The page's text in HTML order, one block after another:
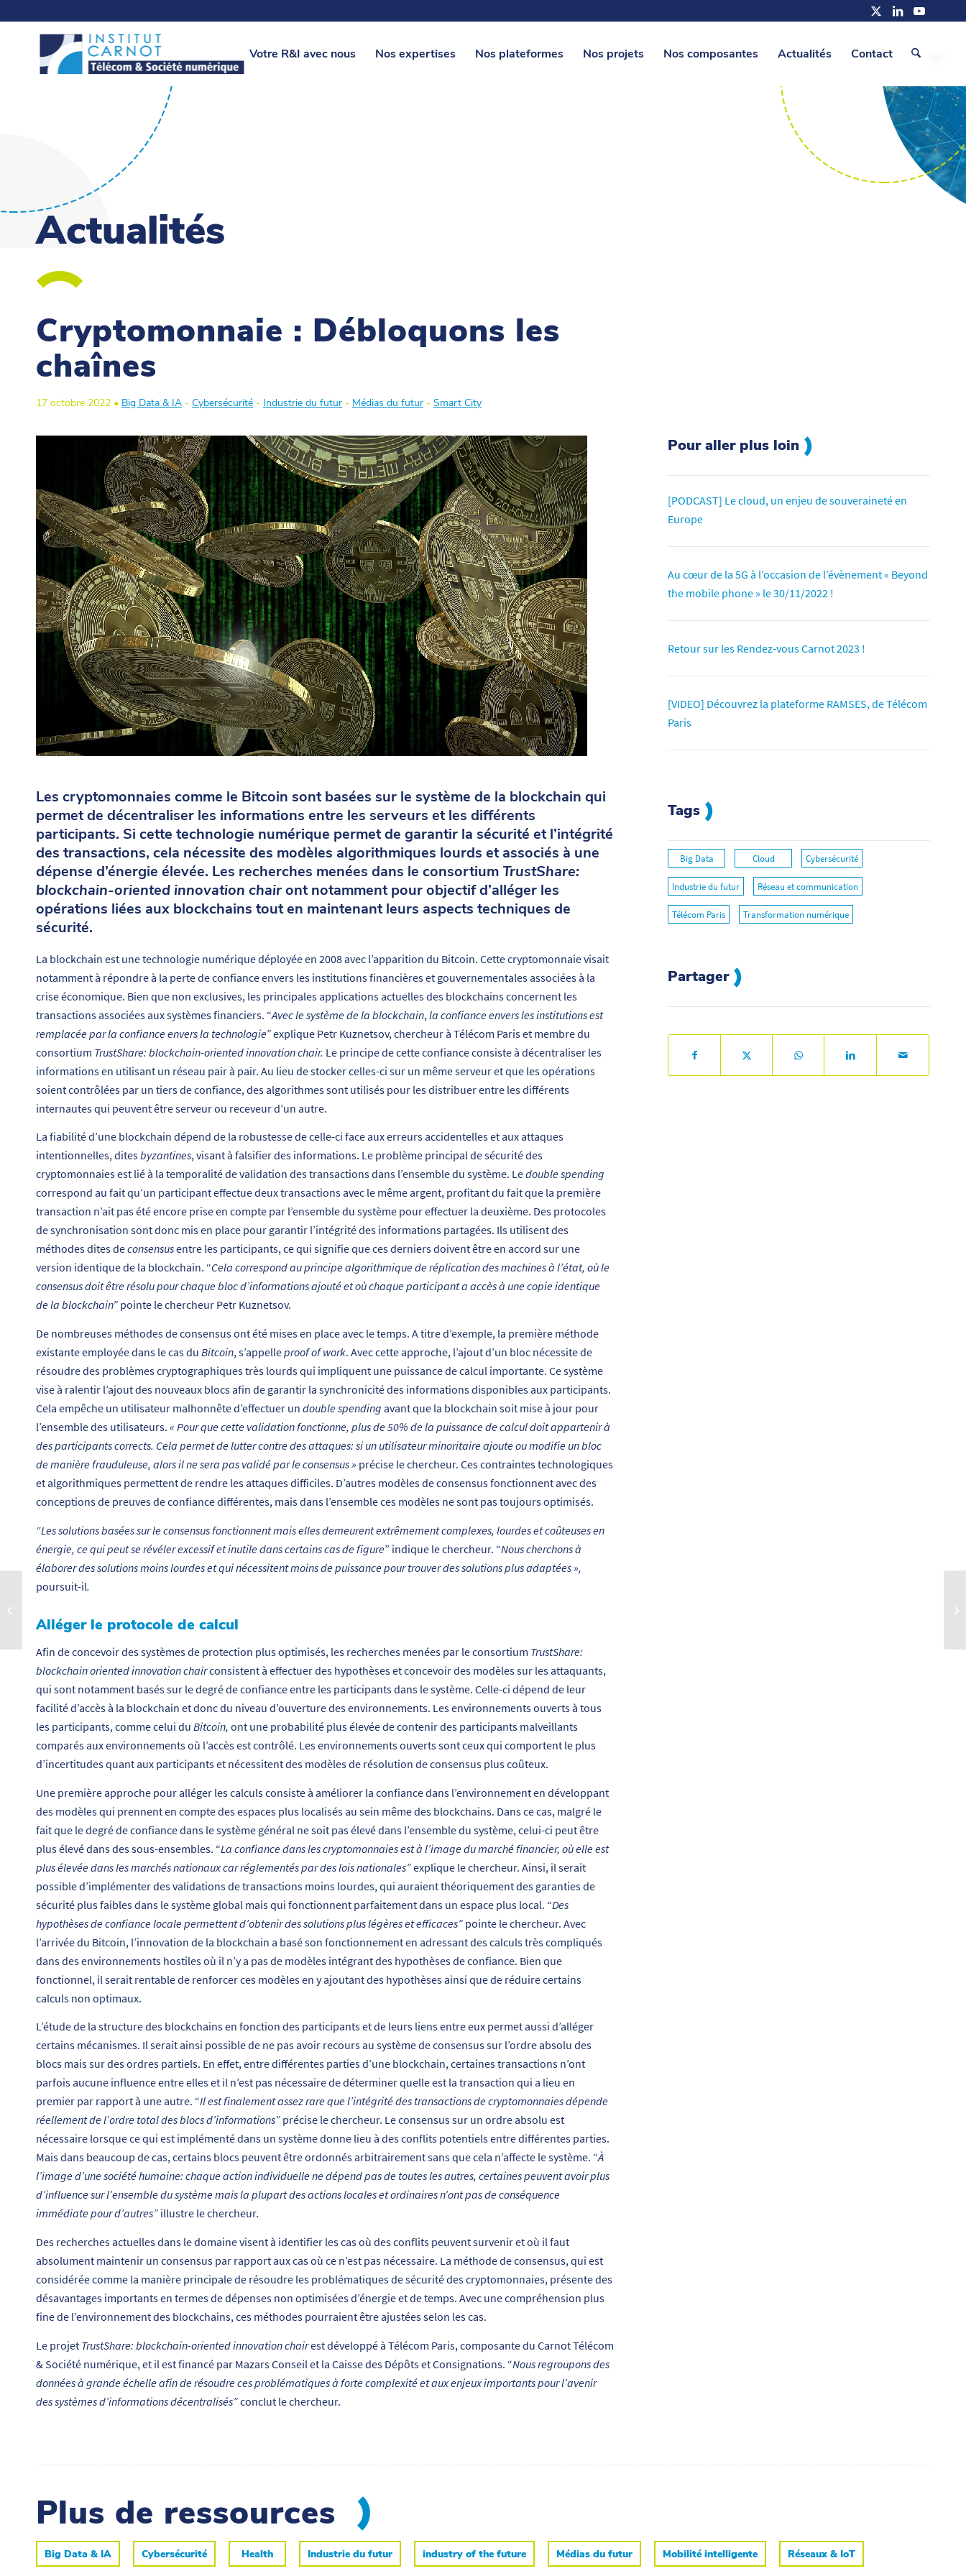
Votre R&I avec nous Nos expertises Nos plateformes Nos projets Nos composantes Actualités Contact
Actualités
Cryptomonnaie : Débloquons les
chaînes
17 octobre 2022 • Big Data & IA - Cybersécurité - Industrie du futur - Médias du futur - Smart City
Les cryptomonnaies comme le Bitcoin sont basées sur le système de la blockchain qui
permet de décentraliser les informations entre les serveurs et les différents
participants. Si cette technologie numérique permet de garantir la sécurité et l’intégrité
des transactions, cela nécessite des modèles algorithmiques lourds et associés à une
dépense d’énergie élevée. Les recherches menées dans le consortiumTrustShare:
blockchain-oriented innovation chairont notamment pour objectif d’alléger les
opérations liées aux blockchains tout en maintenant leurs aspects techniques de
sécurité.
La blockchain est une technologie numérique déployée en 2008 avec l’apparition du Bitcoin. Cette cryptomonnaie visait
notamment à répondre à la perte de confiance envers les institutions financières et gouvernementales associées à la
crise économique. Bien que non exclusives, les principales applications actuelles des blockchains concernent les
transactions associées aux systèmes financiers. “Avec le système de la blockchain, la confiance envers les institutions est
remplacée par la confiance envers la technologie”explique Petr Kuznetsov, chercheur à Télécom Paris et membre du
consortium TrustShare: blockchain-oriented innovation chair. Le principe de cette confiance consiste à décentraliser les
informations en utilisant un réseau pair à pair. Au lieu de stocker celles-ci sur un même serveur et que les opérations
soient contrôlées par un tiers de confiance, des algorithmes sont utilisés pour les distribuer entre les différents
internautes qui peuvent être serveur ou receveur d’un autre.
La fiabilité d’une blockchain dépend de la robustesse de celle-ci face aux erreurs accidentelles et aux attaques
intentionnelles, ditesbyzantines, visant à falsifier des informations. Le problème principal de sécurité des
cryptomonnaies est lié à la temporalité de validation des transactions dans l’ensemble du système. Ledouble spending
correspond au fait qu’un participant effectue deux transactions avec le même argent, profitant du fait que la première
transaction n’ait pas été encore prise en compte par l’ensemble du système pour effectuer la deuxième. Des protocoles
de synchronisation sont donc mis en place pour garantir l’intégrité des informations partagées. Ils utilisent des
méthodes dites deconsensusentre les participants, ce qui signifie que ces derniers doivent être en accord sur une
version identique de la blockchain. “Cela correspond au principe algorithmique de réplication des machines à l’état, où le
consensus doit être résolu pour chaque bloc d’informations ajouté et où chaque participant a accès à une copie identique
de la blockchain” pointe le chercheur Petr Kuznetsov.
De nombreuses méthodes de consensus ont été mises en place avec le temps. A titre d’exemple, la première méthode
existante employée dans le cas du Bitcoin, s’appelleproof of work. Avec cette approche, l’ajout d’un bloc nécessite de
résoudre des problèmes cryptographiques très lourds qui impliquent une puissance de calcul importante. Ce système
vise à ralentir l’ajout des nouveaux blocs afin de garantir la synchronicité des informations disponibles aux participants.
Cela empêche un utilisateur malhonnête d’effectuer un doublespending avant que la blockchain soit mise à jour pour
l’ensemble des utilisateurs. « Pour que cette validation fonctionne, plus de 50% de la puissance de calcul doit appartenir à
des participants corrects. Cela permet de lutter contre des attaques: si un utilisateur minoritaire ajoute ou modifie un bloc
de manière frauduleuse, alors il ne sera pas validé par le consensus » précise le chercheur. Ces contraintes technologiques
et algorithmiques permettent de rendre les attaques difficiles. D’autres modèles de consensus fonctionnent avec des
conceptions de preuves de confiance différentes, mais dans l’ensemble ces modèles ne sont pas toujours optimisés.
“Les solutions basées sur le consensus fonctionnent mais elles demeurent extrêmement complexes, lourdes et coûteuses en
énergie, ce qui peut se révéler excessif et inutile dans certains cas de figure” indique le chercheur. “Nous cherchons à
élaborer des solutions moins lourdes et qui nécessitent moins de puissance pour trouver des solutions plus adaptées »,
poursuit-il.
Alléger le protocole de calcul
Afin de concevoir des systèmes de protection plus optimisés, les recherches menées par le consortium TrustShare:
blockchain oriented innovation chairconsistent à effectuer des hypothèses et concevoir des modèles sur les attaquants,
qui sont notamment basés sur le degré de confiance entre les participants dans le système. Celle-ci dépend de leur
facilité d’accès à la blockchain et donc du niveau d’ouverture des environnements. Les environnements ouverts à tous
les participants, comme celui du Bitcoin, ont une probabilité plus élevée de contenir des participants malveillants
comparés aux environnements où l’accès est contrôlé. Les environnements ouverts sont ceux qui comportent le plus
d’incertitudes quant aux participants et nécessitent des modèles de résolution de consensus plus coûteux.
Une première approche pour alléger les calculs consiste à améliorer la confiance dans l’environnement en développant
des modèles qui prennent en compte des espaces plus localisés au sein même des blockchains. Dans ce cas, malgré le
fait que le degré de confiance dans le système général ne soit pas élevé dans l’ensemble du système, celui-ci peut être
plus élevé dans des sous-ensembles. “La confiance dans les cryptomonnaies est à l’image du marché financier, où elle est
plus élevée dans les marchés nationaux car réglementés par des lois nationales”explique le chercheur. Ainsi, il serait
possible d’implémenter des validations de transactions moins lourdes, qui auraient théoriquement des garanties de
sécurité plus faibles dans le système global mais qui fonctionnent parfaitement dans un espace plus local. “Des
hypothèses de confiance locale permettent d’obtenir des solutions plus légères et efficaces” pointe le chercheur. Avec
l’arrivée du Bitcoin, l’innovation de la blockchain a basé son fonctionnement en adressant des calculs très compliqués
dans des environnements hostiles où il n’y a pas de modèles intégrant des hypothèses de confiance. Bien que
fonctionnel, il serait rentable de renforcer ces modèles en y ajoutant des hypothèses ainsi que de réduire certains
calculs non optimaux.
L’étude de la structure des blockchains en fonction des participants et de leurs liens entre eux permet aussi d’alléger
certains mécanismes. Il serait ainsi possible de ne pas avoir recours au système de consensus sur l’ordre absolu des
blocs mais sur des ordres partiels. En effet, entre différentes parties d’une blockchain, certaines transactions n’ont
parfois aucune influence entre elles et il n’est pas nécessaire de déterminer quelle est la transaction qui a lieu en
premier par rapport à une autre. “Il est finalement assez rare que l’intégrité des transactions de cryptomonnaies dépende
réellement de l’ordre total des blocs d’informations” précise le chercheur. Le consensus sur un ordre absolu est
nécessaire lorsque ce qui est implémenté dans un système donne lieu à des conflits potentiels entre différentes parties.
Mais dans beaucoup de cas, certains blocs peuvent être ordonnés arbitrairement sans que cela n’affecte le système. “À
l’image d’une société humaine: chaque action individuelle ne dépend pas de toutes les autres, certaines peuvent avoir plus
d’influence sur l’ensemble du système mais la plupart des actions locales et ordinaires n’ont pas de conséquence
immédiate pour d’autres” illustre le chercheur.
Des recherches actuelles dans le domaine visent à identifier les cas où des conflits peuvent survenir et où il faut
absolument maintenir un consensus par rapport aux cas où ce n’est pas nécessaire. La méthode de consensus, qui est
considérée comme la manière principale de résoudre les problématiques de sécurité des cryptomonnaies, présente des
désavantages importants en termes de dépenses non optimisées d’énergie et de temps. Avec une compréhension plus
fine de l’environnement des blockchains, ces méthodes pourraient être ajustées selon les cas.
Le projet TrustShare: blockchain-oriented innovation chairest développé à Télécom Paris, composante du Carnot Télécom
& Société numérique, et il est financé par Mazars Conseil et la Caisse des Dépôts et Consignations. “Nous regroupons des
données à grande échelle afin de résoudre ces problématiques à forte complexité et aux enjeux importants pour l’avenir
des systèmes d’informations décentralisés”conclut le chercheur.
Pour aller plus loin
[PODCAST] Le cloud, un enjeu de souveraineté en
Europe
Au cœur de la 5G à l’occasion de l’évènement « Beyond
the mobile phone » le 30/11/2022 !
Retour sur les Rendez-vous Carnot 2023 !
[VIDEO] Découvrez la plateforme RAMSES, de Télécom
Paris
Tags
Big Data Cloud Cybersécurité
Industrie du futur Réseau et communication
Télécom Paris Transformation numérique
Partager
Plus de ressources
Big Data & IA Cybersécurité Health Industrie du futur industry of the future Médias du futur Mobilité intelligente Réseaux & IoT
Carnot TSN publie son
2022